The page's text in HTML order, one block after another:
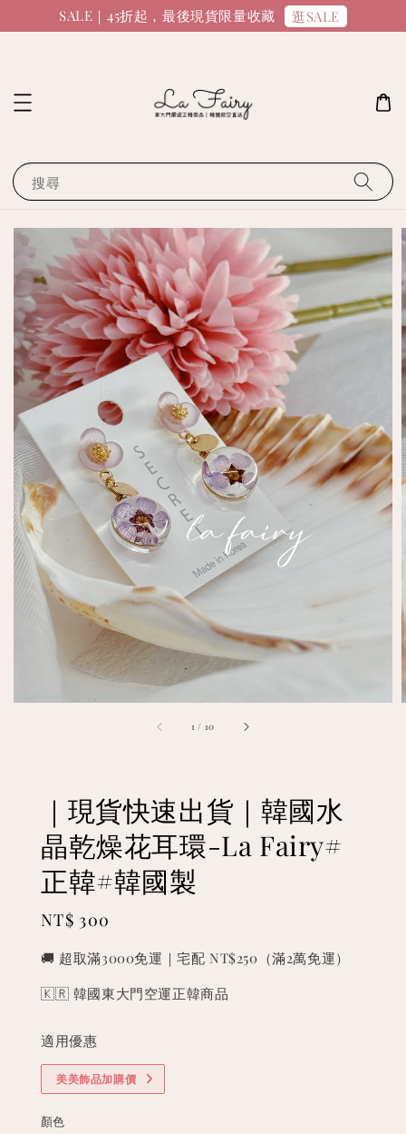
SALE｜45折起，最後現貨限量收藏 逛SALE
搜尋
1 / 10
｜現貨快速出貨｜韓國水
晶乾燥花耳環-La Fairy#
正韓#韓國製
Regular
NT$ 300
🚚 超取滿3000免運｜宅配 NT$250（滿2萬免運）
🇰🇷 韓國東大門空運正韓商品
適用優惠
美美飾品加購價
顏色